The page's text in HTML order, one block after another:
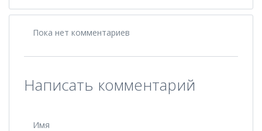
Пока нет комментариев
Написать комментарий
Имя